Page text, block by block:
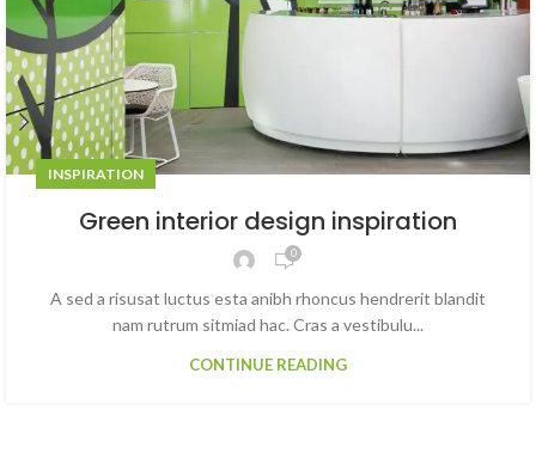
INSPIRATION
Green interior design inspiration
0
A sed a risusat luctus esta anibh rhoncus hendrerit blandit
nam rutrum sitmiad hac. Cras a vestibulu...
CONTINUE READING